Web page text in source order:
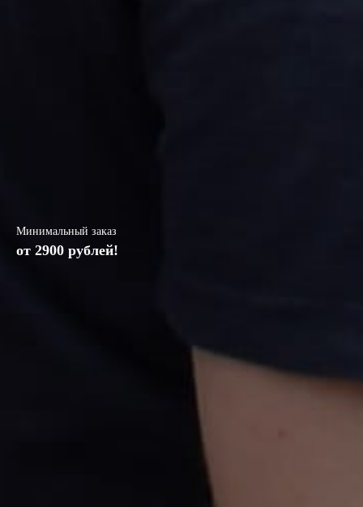
Минимальный заказ
от 2900 рублей!